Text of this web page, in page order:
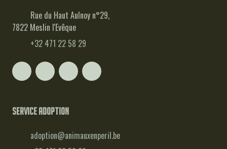
Rue du Haut Aulnoy n°29,
7822 Meslin l'Evêque
+32 471 22 58 29
Service adoption
adoption@animauxenperil.be